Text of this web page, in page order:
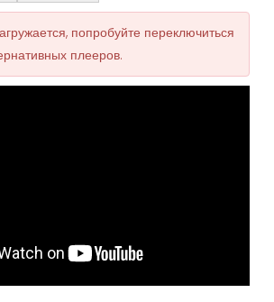
попробуйте переключиться
плееров.